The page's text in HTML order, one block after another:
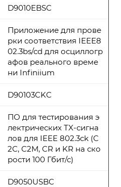
D9010EBSC
Приложение для прове
рки соответствия IEEE8
02.3bs/cd для осциллогр
афов реального време
ни Infiniium
D90103CKC
ПО для тестирования э
лектрических TX-сигна
лов для IEEE 802.3ck (C
2C, C2M, CR и KR на ско
рости 100 Гбит/с)
D9050USBC